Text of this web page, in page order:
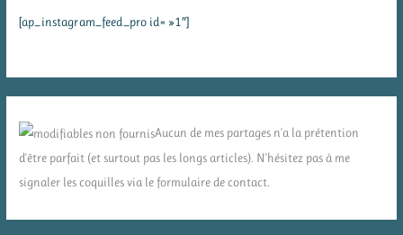
[ap_instagram_feed_pro id= »1″]
Aucun de mes partages n'a la prétention
d'être parfait (et surtout pas les longs articles). N'hésitez pas à me
signaler les coquilles via le formulaire de contact.